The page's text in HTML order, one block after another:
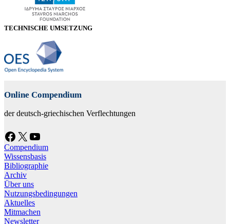
TECHNISCHE UMSETZUNG
Online Compendium
der deutsch-griechischen Verflechtungen
Facebook X YouTube
Compendium
Wissensbasis
Bibliographie
Archiv
Über uns
Nutzungsbedingungen
Aktuelles
Mitmachen
Newsletter